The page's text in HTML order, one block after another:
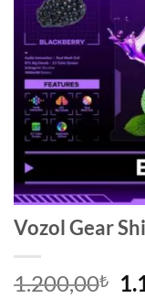
Vozol Gear
1.200,00₺